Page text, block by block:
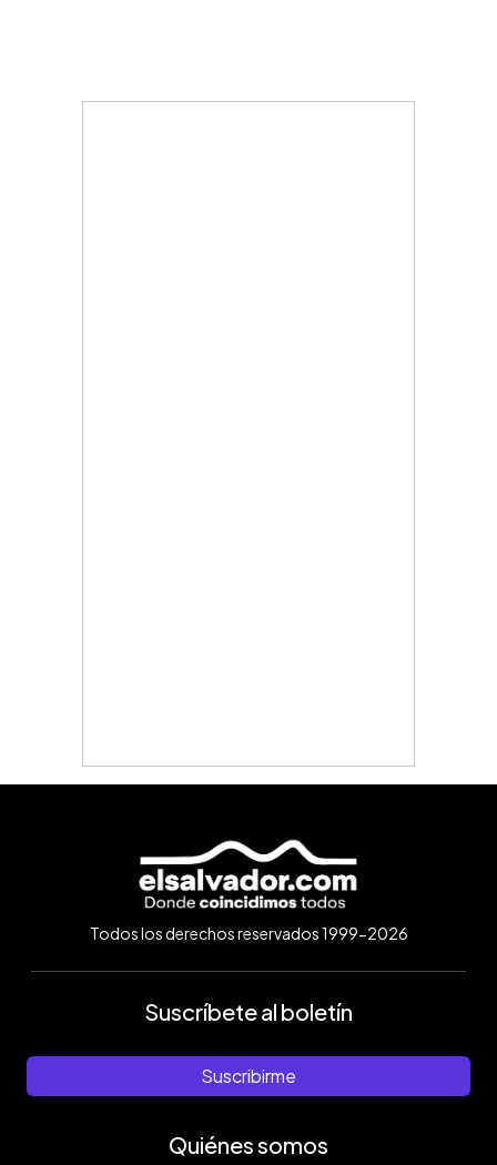
Todos los derechos reservados 1999-2026
Suscríbete al boletín
Suscribirme
Quiénes somos